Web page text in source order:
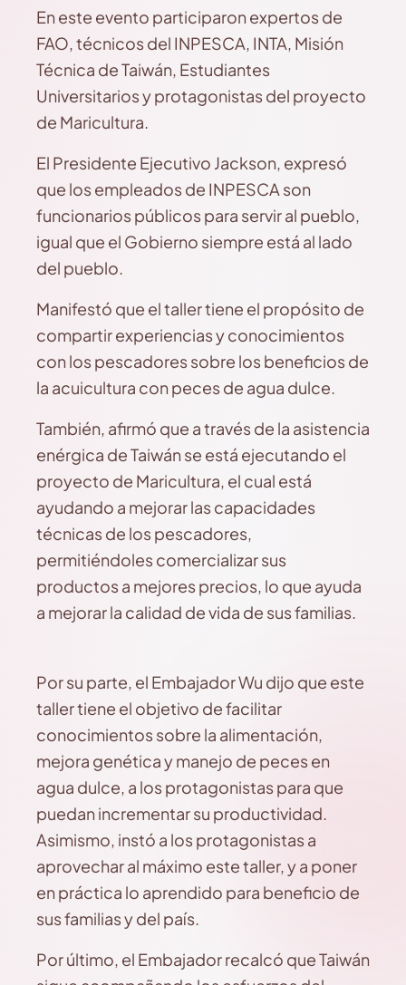
En este evento participaron expertos de
FAO, técnicos del INPESCA, INTA, Misión
Técnica de Taiwán, Estudiantes
Universitarios y protagonistas del proyecto
de Maricultura.
El Presidente Ejecutivo Jackson, expresó
que los empleados de INPESCA son
funcionarios públicos para servir al pueblo,
igual que el Gobierno siempre está al lado
del pueblo.
Manifestó que el taller tiene el propósito de
compartir experiencias y conocimientos
con los pescadores sobre los beneficios de
la acuicultura con peces de agua dulce.
También, afirmó que a través de la asistencia
enérgica de Taiwán se está ejecutando el
proyecto de Maricultura, el cual está
ayudando a mejorar las capacidades
técnicas de los pescadores,
permitiéndoles comercializar sus
productos a mejores precios, lo que ayuda
a mejorar la calidad de vida de sus familias.
Por su parte, el Embajador Wu dijo que este
taller tiene el objetivo de facilitar
conocimientos sobre la alimentación,
mejora genética y manejo de peces en
agua dulce, a los protagonistas para que
puedan incrementar su productividad.
Asimismo, instó a los protagonistas a
aprovechar al máximo este taller, y a poner
en práctica lo aprendido para beneficio de
sus familias y del país.
Por último, el Embajador recalcó que Taiwán